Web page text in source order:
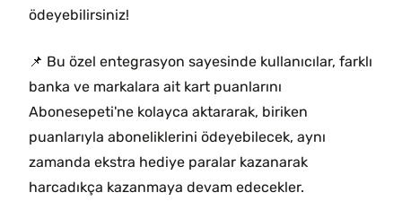
ödeyebilirsiniz!
📌 Bu özel entegrasyon sayesinde kullanıcılar, farklı
banka ve markalara ait kart puanlarını
Abonesepeti'ne kolayca aktararak, biriken
puanlarıyla aboneliklerini ödeyebilecek, aynı
zamanda ekstra hediye paralar kazanarak
harcadıkça kazanmaya devam edecekler.